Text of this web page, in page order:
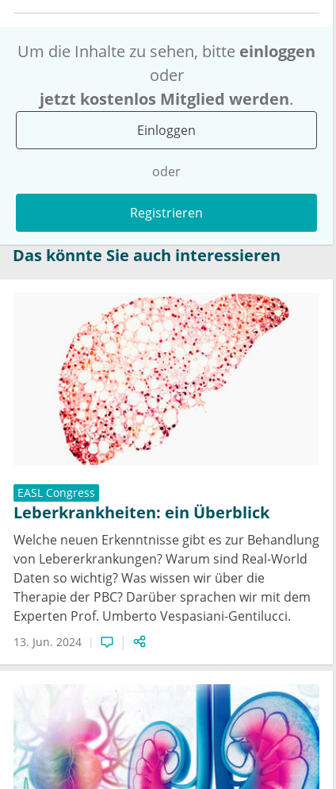
Um die Inhalte zu sehen, bitte einloggen
oder
jetzt kostenlos Mitglied werden.
Einloggen
oder
Registrieren
Das könnte Sie auch interessieren
EASL Congress
Leberkrankheiten: ein Überblick
Welche neuen Erkenntnisse gibt es zur Behandlung
von Lebererkrankungen? Warum sind Real-World
Daten so wichtig? Was wissen wir über die
Therapie der PBC? Darüber sprachen wir mit dem
Experten Prof. Umberto Vespasiani-Gentilucci.
13. Jun. 2024